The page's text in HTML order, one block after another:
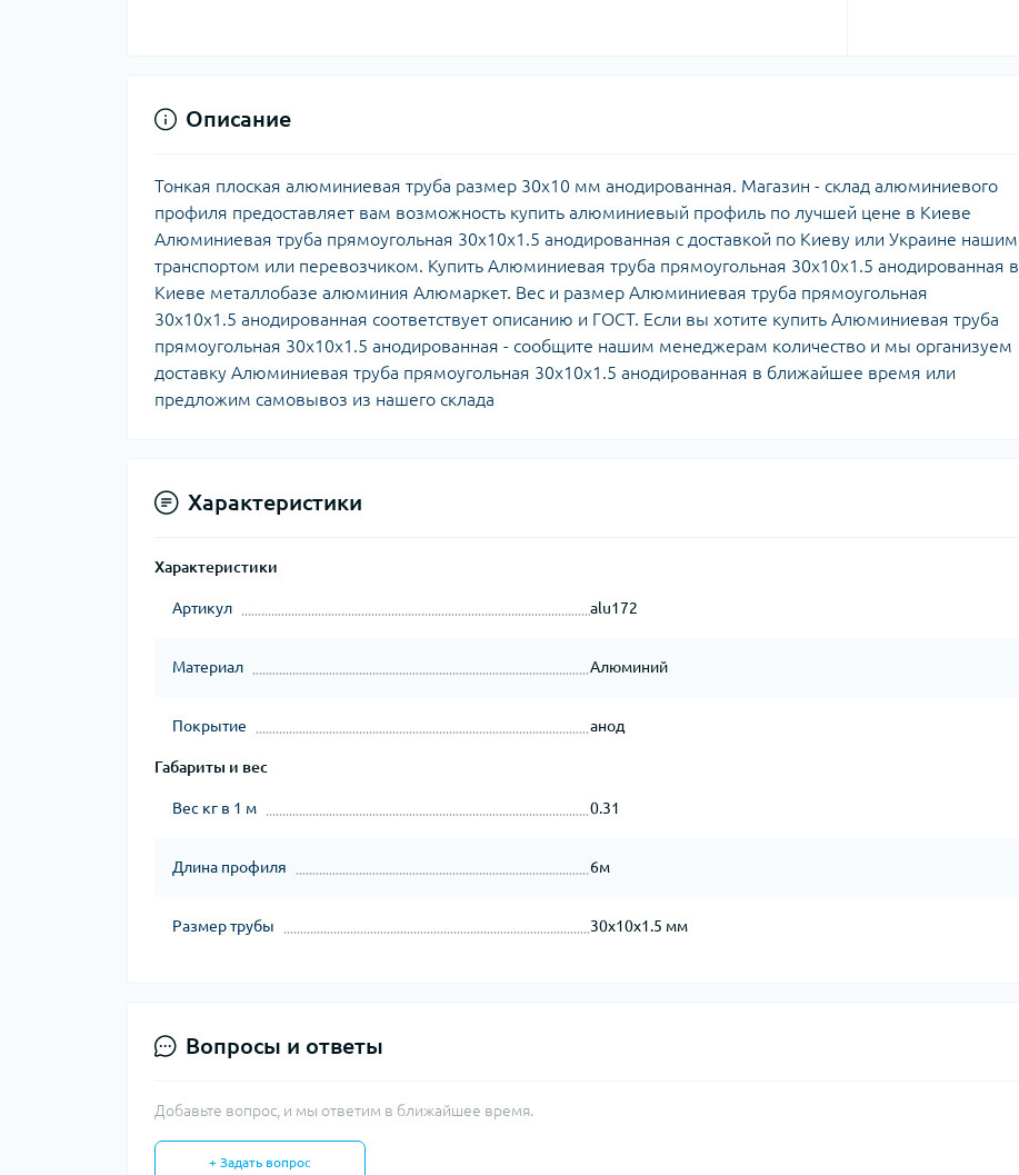
Описание
Тонкая плоская алюминиевая труба размер 30х10 мм анодированная. Магазин - склад алюминиевого
профиля предоставляет вам возможность купить алюминиевый профиль по лучшей цене в Киеве
Алюминиевая труба прямоугольная 30х10х1.5 анодированная с доставкой по Киеву или Украине нашим
транспортом или перевозчиком. Купить Алюминиевая труба прямоугольная 30х10х1.5 анодированная в
Киеве металлобазе алюминия Алюмаркет. Вес и размер Алюминиевая труба прямоугольная
30х10х1.5 анодированная соответствует описанию и ГОСТ. Если вы хотите купить Алюминиевая труба
прямоугольная 30х10х1.5 анодированная - сообщите нашим менеджерам количество и мы организуем
доставку Алюминиевая труба прямоугольная 30х10х1.5 анодированная в ближайшее время или
предложим самовывоз из нашего склада
Характеристики
Характеристики
Артикул alu172
Материал Алюминий
Покрытие анод
Габариты и вес
Вес кг в 1 м 0.31
Длина профиля 6м
Размер трубы 30х10х1.5 мм
Вопросы и ответы
Добавьте вопрос, и мы ответим в ближайшее время.
+ Задать вопрос